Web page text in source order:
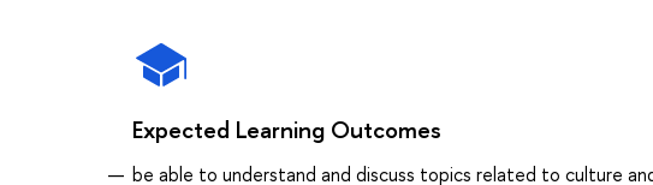
Expected Learning Outcomes
be able to understand and discuss topics related to culture